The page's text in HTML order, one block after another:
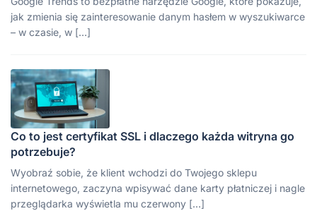
jak zmienia się zainteresowanie danym hasłem w wyszukiwarce
– w czasie, w […]
Co to jest certyfikat SSL i dlaczego każda witryna go
potrzebuje?
Wyobraź sobie, że klient wchodzi do Twojego sklepu
internetowego, zaczyna wpisywać dane karty płatniczej i nagle
przeglądarka wyświetla mu czerwony […]